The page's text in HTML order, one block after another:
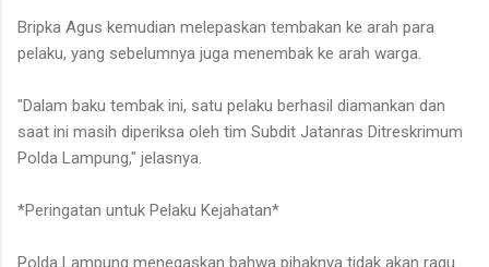
Bripka Agus kemudian melepaskan tembakan ke arah para
pelaku, yang sebelumnya juga menembak ke arah warga.
"Dalam baku tembak ini, satu pelaku berhasil diamankan dan
saat ini masih diperiksa oleh tim Subdit Jatanras Ditreskrimum
Polda Lampung," jelasnya.
*Peringatan untuk Pelaku Kejahatan*
Polda Lampung menegaskan bahwa pihaknya tidak akan ragu